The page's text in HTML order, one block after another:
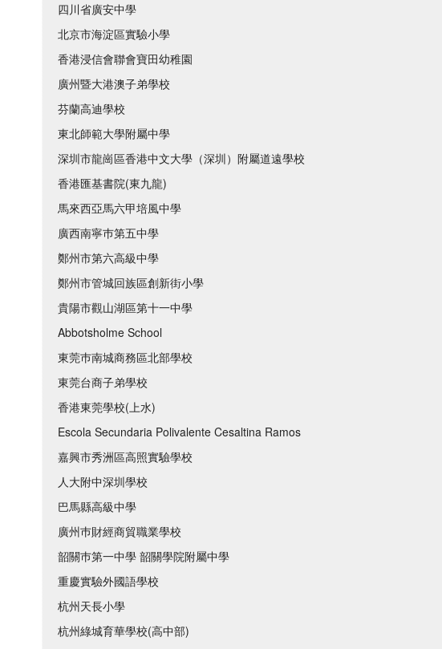
四川省廣安中學
北京市海淀區實驗小學
香港浸信會聯會寶田幼稚園
廣州暨大港澳子弟學校
芬蘭高迪學校
東北師範大學附屬中學
深圳市龍崗區香港中文大學（深圳）附屬道遠學校
香港匯基書院(東九龍)
馬來西亞馬六甲培風中學
廣西南寧巿第五中學
鄭州市第六高級中學
鄭州市管城回族區創新街小學
貴陽市觀山湖區第十一中學
Abbotsholme School
東莞巿南城商務區北部學校
東莞台商子弟學校
香港東莞學校(上水)
Escola Secundaria Polivalente Cesaltina Ramos
嘉興市秀洲區高照實驗學校
人大附中深圳學校
巴馬縣高級中學
廣州巿財經商貿職業學校
韶關巿第一中學 韶關學院附屬中學
重慶實驗外國語學校
杭州天長小學
杭州綠城育華學校(高中部)